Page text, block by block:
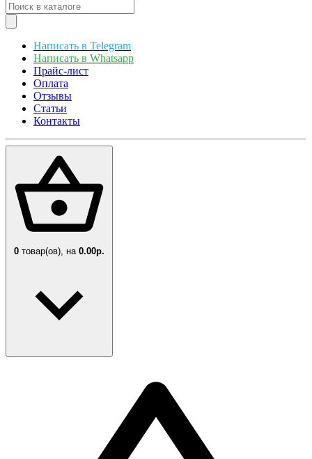
Написать в Telegram
Написать в Whatsapp
Прайс-лист
Оплата
Отзывы
Статьи
Контакты
0 товар(ов), на 0.00р.